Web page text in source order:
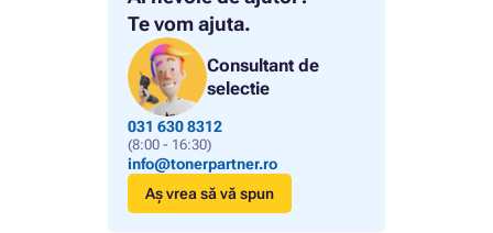
Te vom ajuta.
Consultant de
selectie
031 630 8312
(8:00 - 16:30)
info@tonerpartner.ro
Aș vrea să vă spun